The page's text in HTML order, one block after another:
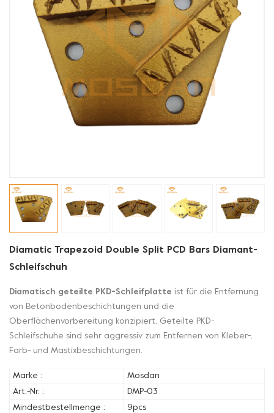
Diamatic Trapezoid Double Split PCD Bars Diamant-
Schleifschuh
Diamatisch geteilte PKD-Schleifplatte ist für die Entfernung
von Betonbodenbeschichtungen und die
Oberflächenvorbereitung konzipiert. Geteilte PKD-
Schleifschuhe sind sehr aggressiv zum Entfernen von Kleber-,
Farb- und Mastixbeschichtungen.
Marke :
Mosdan
Art.-Nr. :
DMP-03
Mindestbestellmenge :
9pcs